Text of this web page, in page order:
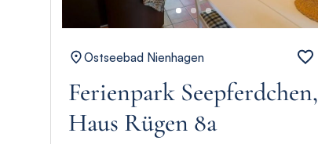
Ostseebad Nienhagen
Ferienpark Seepferdchen,
Haus Rügen 8a